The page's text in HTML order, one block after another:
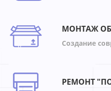
МОНТАЖ
Создание
РЕМОНТ